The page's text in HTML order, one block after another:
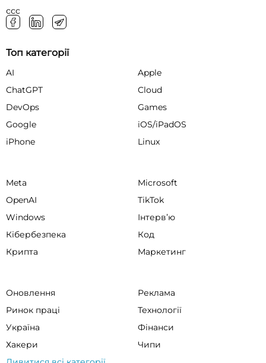
ссс
Топ категорії
AI
Apple
ChatGPT
Cloud
DevOps
Games
Google
iOS/iPadOS
iPhone
Linux
Meta
Microsoft
OpenAI
TikTok
Windows
Інтервʼю
Кібербезпека
Код
Крипта
Маркетинг
Оновлення
Реклама
Ринок праці
Технології
Україна
Фінанси
Хакери
Чипи